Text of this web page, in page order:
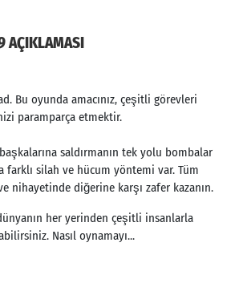
AÇIKLAMASI
Bu oyunda amacınız, çeşitli görevleri
paramparça etmektir.
saldırmanın tek yolu bombalar
farklı silah ve hücum yöntemi var. Tüm
nihayetinde diğerine karşı zafer kazanın.
her yerinden çeşitli insanlarla
Nasıl oynamayı...